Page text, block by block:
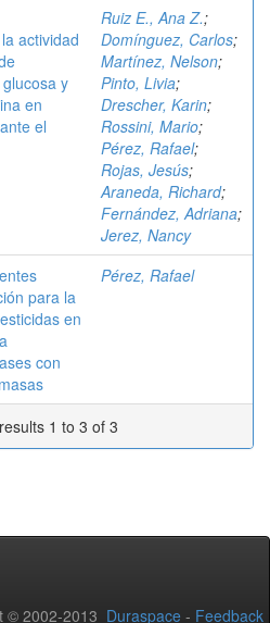
actividad
y
en
el
Ruiz E., Ana Z.;
Domínguez, Carlos;
Martínez, Nelson;
Pinto, Livia;
Drescher, Karin;
Rossini, Mario;
Pérez, Rafael;
Rojas, Jesús;
Araneda, Richard;
Fernández, Adriana;
Jerez, Nancy
para la
en
con
Pérez, Rafael
1 to 3 of 3
© 2002-2013 Duraspace - Feedback